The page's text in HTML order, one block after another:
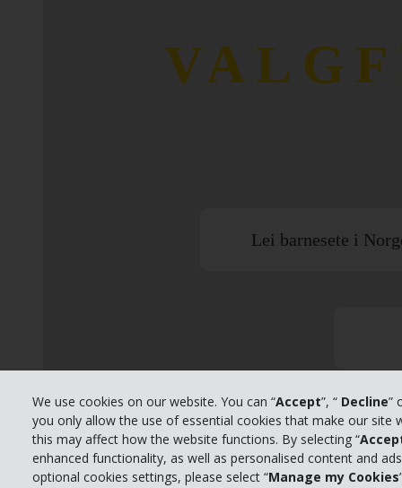
We use cookies on our website. You can “Accept”, “ Decline”
you only allow the use of essential cookies that make our site
this may affect how the website functions. By selecting “
enhanced functionality, as well as personalised content and
optional cookies settings, please select “Manage my Cookies
Lei barnesete i